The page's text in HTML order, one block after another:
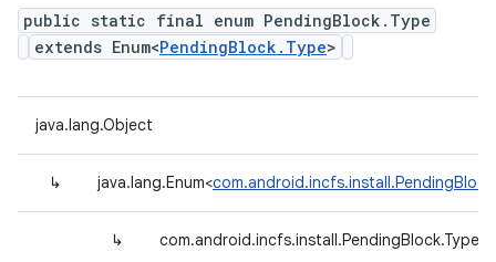
public static final enum PendingBlock.Type
extends Enum<PendingBlock.Type>
java.lang.Object
↳ java.lang.Enum<
↳ com.android.incfs.install.PendingBlock.Type